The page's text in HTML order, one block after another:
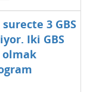
3 GBS
Iki GBS
olmak